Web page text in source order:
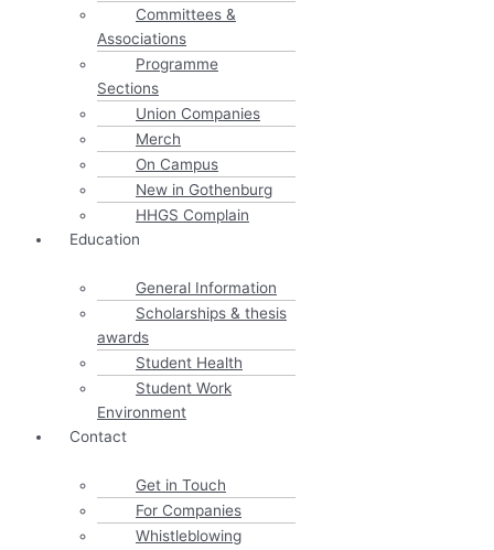
Committees &
Associations
Programme
Sections
Union Companies
Merch
On Campus
New in Gothenburg
HHGS Complain
Education
General Information
Scholarships & thesis
awards
Student Health
Student Work
Environment
Contact
Get in Touch
For Companies
Whistleblowing